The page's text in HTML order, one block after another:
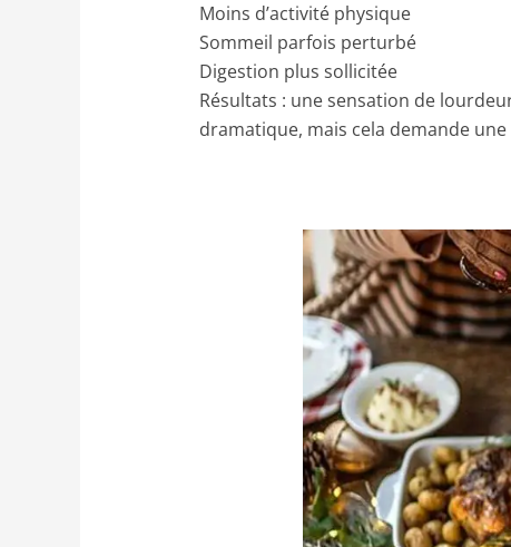
Moins d’activité physique
Sommeil parfois perturbé
Digestion plus sollicitée
Résultats : une sensation de
dramatique, mais cela demande